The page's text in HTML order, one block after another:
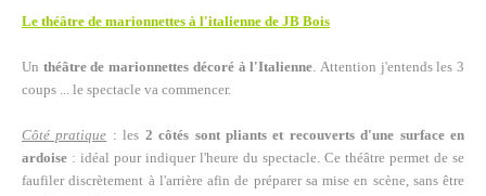
Le théâtre de marionnettes à l'italienne de JB Bois
Un théâtre de marionnettes décoré à l'Italienne. Attention j'entends les 3
coups ... le spectacle va commencer.
Côté pratique : les 2 côtés sont pliants et recouverts d'une surface en
ardoise : idéal pour indiquer l'heure du spectacle. Ce théâtre permet de se
faufiler discrètement à l'arrière afin de préparer sa mise en scène, sans être